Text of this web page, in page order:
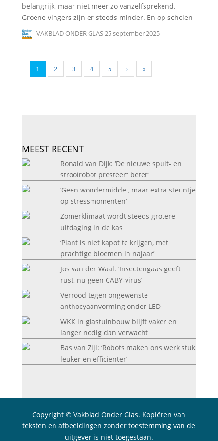
belangrijk, maar niet meer zo vanzelfsprekend.
Groene vingers zijn er steeds minder. En op scholen
VAKBLAD ONDER GLAS25 september 2025
1 2 3 4 5 › »
MEEST RECENT
Ronald van Dijk: ‘De nieuwe spuit- en
strooirobot presteert beter’
‘Geen wondermiddel, maar extra steuntje
op stressmomenten’
Zomerklimaat wordt steeds grotere
uitdaging in de kas
‘Plant is niet kapot te krijgen, met
prachtige bloemen in najaar’
Jos van der Waal: ‘Insectengaas geeft
rust, nu geen CABY-virus’
Verrood tegen ongewenste
anthocyaanvorming onder LED
WKK in glastuinbouw blijft vaker en
langer nodig dan verwacht
Bas van Zijl: ‘Robots maken ons werk stuk
leuker en efficiënter’
Copyright © Vakblad Onder Glas. Kopiëren van
teksten en afbeeldingen zonder toestemming van de
uitgever is niet toegestaan.